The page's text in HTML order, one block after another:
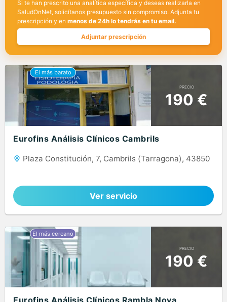
Si te han prescrito una analítica específica y deseas realizarla en
SaludOnNet, solicítanos presupuesto sin compromiso. Adjunta tu
prescripción y en menos de 24h lo tendrás en tu email.
Adjuntar prescripción
PRECIO
190 €
Eurofins Análisis Clínicos Cambrils
Plaza Constitución, 7, Cambrils (Tarragona), 43850
Ver servicio
PRECIO
190 €